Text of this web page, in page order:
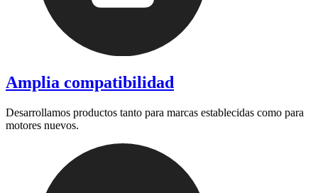
Amplia compatibilidad
Desarrollamos productos tanto para marcas establecidas como para
motores nuevos.